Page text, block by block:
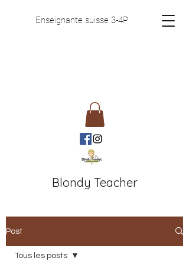
Enseignante suisse 3-4P
Blondy Teacher
Post
Tous les posts